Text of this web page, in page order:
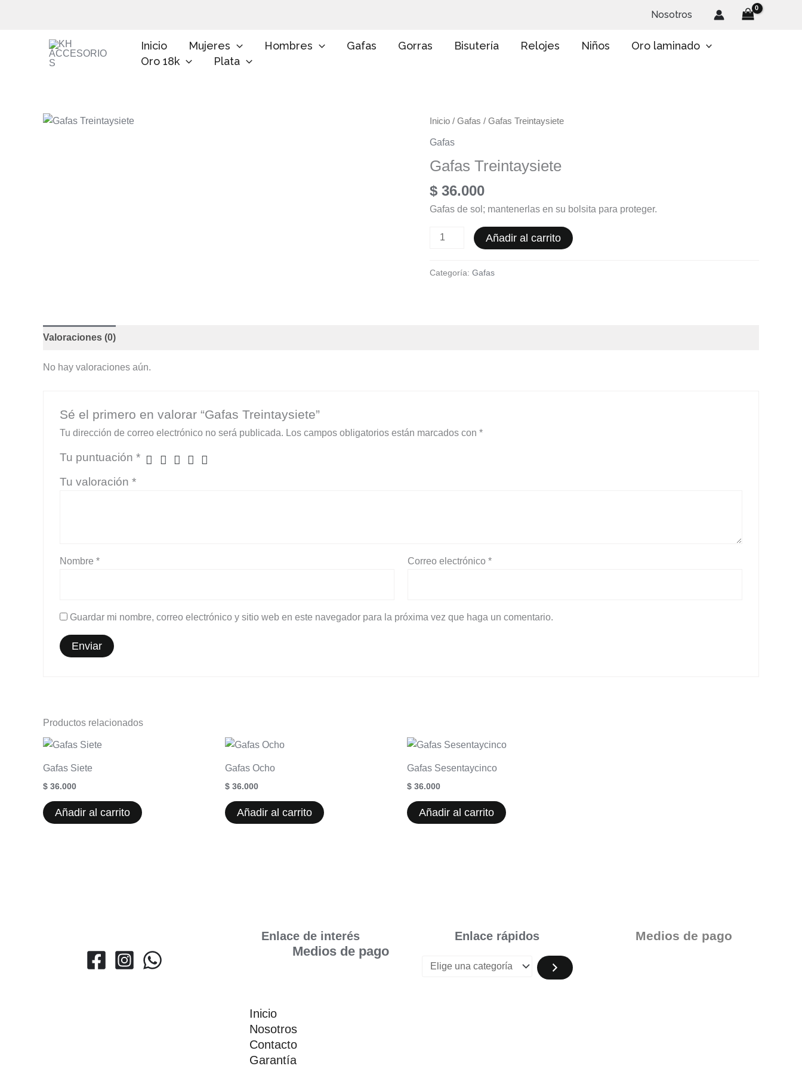
Nosotros
Inicio Mujeres Hombres Gafas Gorras Bisutería Relojes Niños
Oro laminado
Oro 18k
Plata
Inicio / Gafas / Gafas Treintaysiete
Gafas
Gafas Treintaysiete
$ 36.000
Gafas de sol; mantenerlas en su bolsita para proteger.
Gafas
Añadir al carrito
Categoría: Gafas
Valoraciones (0)
No hay valoraciones aún.
Sé el primero en valorar “Gafas Treintaysiete”
Tu dirección de correo electrónico no será publicada. Los campos obligatorios están marcados con *
Tu puntuación *
Tu valoración *
Nombre * Correo electrónico*
Guardar mi nombre, correo electrónico y sitio web en este navegador para la próxima vez que haga un comentario.
Productos relacionados
Gafas Siete
$ 36.000
Añadir al carrito
Gafas Ocho
$ 36.000
Añadir al carrito
Gafas Sesentaycinco
$ 36.000
Añadir al carrito
Enlace de interés
Medios de pago
Inicio
Nosotros
Contacto
Garantía
Enlace rápidos
g
e
Medios de pago